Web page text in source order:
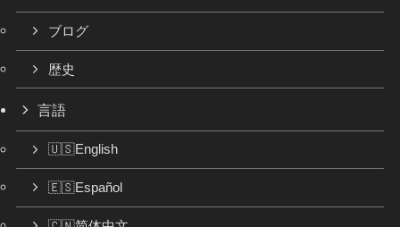
ブログ
歴史
言語
🇺🇸English
🇪🇸Español